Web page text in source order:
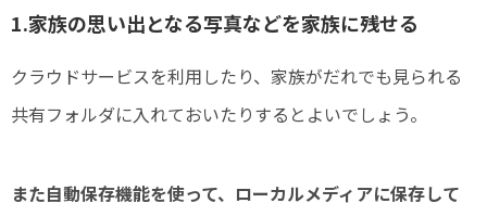
1.家族の思い出となる写真などを家族に残せる
クラウドサービスを利用したり、家族がだれでも見られる
共有フォルダに入れておいたりするとよいでしょう。
また自動保存機能を使って、ローカルメディアに保存して